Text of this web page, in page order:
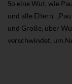
So eine Wut, wie
und alle Eltern.
und Große, über
verschwindet, um